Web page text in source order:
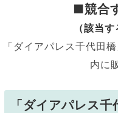
■競合
（該当
「ダイアパレス千代田
内に
「ダイアパレス千